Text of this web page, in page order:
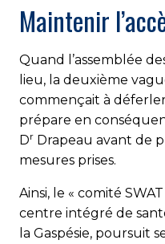
Maintenir
Quand l’assemblée
lieu, la deuxième
commençait à
prépare en
Dr Drapeau avant de
mesures prises.
Ainsi, le « comité
centre intégré de
la Gaspésie, poursuit